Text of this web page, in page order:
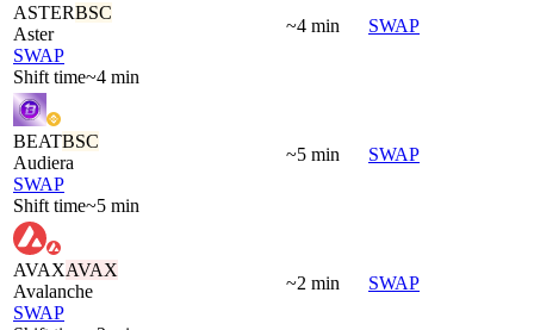
ASTERBSC
Aster
SWAP
Shift time~4 min
~4 min SWAP
BEATBSC
Audiera
SWAP
Shift time~5 min
~5 min SWAP
AVAXAVAX
Avalanche
SWAP
~2 min SWAP